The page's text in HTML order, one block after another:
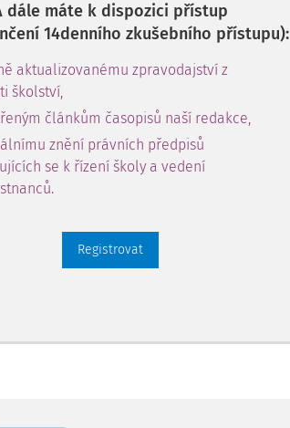
dále máte k dispozici přístup
14denního zkušebního přístupu):
aktualizovanému zpravodajství z
školství,
článkům časopisů naší redakce,
znění právních předpisů
se k řízení školy a vedení
Registrovat